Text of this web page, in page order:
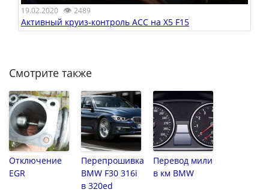
19.02.2020 👁 2489
Активный круиз-контроль ACC на X5 F15
Смотрите также
Отключение
EGR
Перепрошивка
BMW F30 316i
в 320ed
Перевод мили
в км BMW